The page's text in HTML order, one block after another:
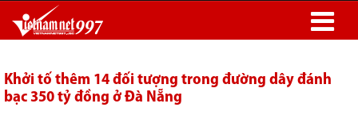
Khởi tố thêm 14 đối tượng trong đường dây đánh
bạc 350 tỷ đồng ở Đà Nẵng